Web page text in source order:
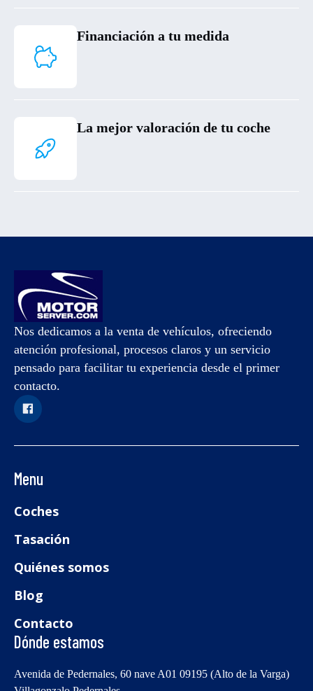
Financiación a tu medida
La mejor valoración de tu coche
Nos dedicamos a la venta de vehículos, ofreciendo
atención profesional, procesos claros y un servicio
pensado para facilitar tu experiencia desde el primer
contacto.
Menu
Coches
Tasación
Quiénes somos
Blog
Contacto
Dónde estamos
Avenida de Pedernales, 60 nave A01 09195 (Alto de la Varga)